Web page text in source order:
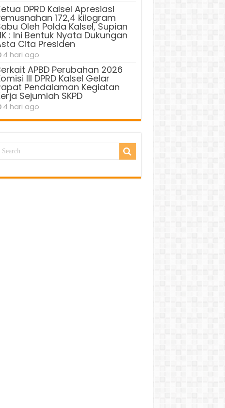
DPRD Kalsel Apresiasi
172,4 kilogram
Oleh Polda Kalsel, Supian
: Ini Bentuk Nyata Dukungan
Cita Presiden
4 hari ago
APBD Perubahan 2026
III DPRD Kalsel Gelar
Pendalaman Kegiatan
Sejumlah SKPD
4 hari ago